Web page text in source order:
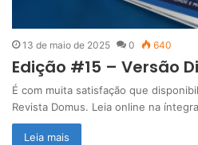
13 de maio de 2025 0 640
Edição #15 – Versão
É com muita satisfação que
Revista Domus. Leia online na
Leia mais